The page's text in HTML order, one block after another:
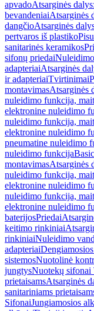
apvadoAtsarginės
bevandeniaiAtsarginės
dangčioAtsarginės
pertvaros iš plastiko
sanitarinės keramikos
sifonų priedai
adapteriaiAtsarginės
ir adapteriaiTvirtinimai
montavimasAtsarginės
nuleidimo funkcija,
elektronine nuleidimo
nuleidimo funkcija,
elektronine nuleidimo
pneumatine nuleidimo
nuleidimo funkcijaBasic
montavimasAtsarginės
nuleidimo funkcija,
elektronine nuleidimo
nuleidimo funkcija,
elektronine nuleidimo
baterijosPriedai
keitimo rinkiniai
rinkiniaiNuleidimo
adapteriai
sistemosNuotolinė
jungtysNuotekų sifonai
prietaisamsAtsarginės
sanitariniams
SifonaiJungiamosios